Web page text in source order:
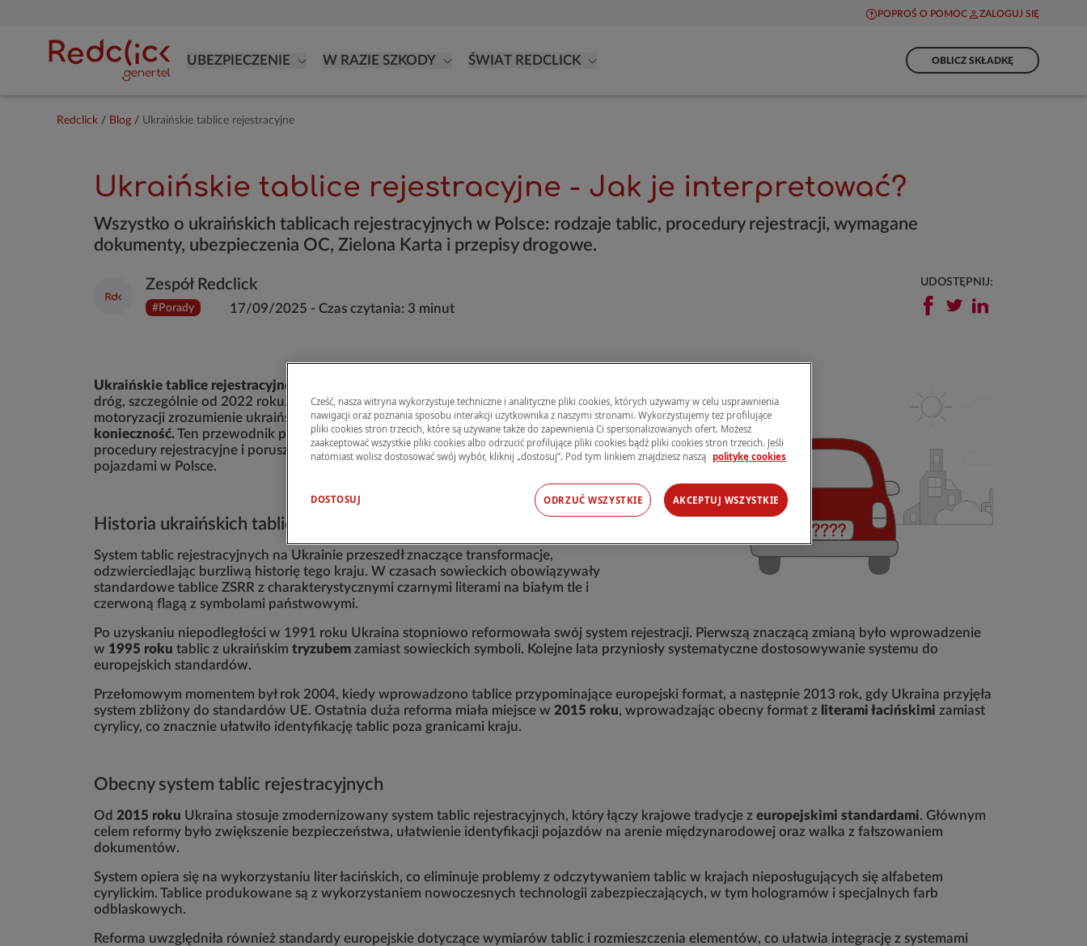
POPROŚ O POMOC ZALOGUJ SIĘ
UBEZPIECZENIE W RAZIE SZKODY ŚWIAT REDCLICK OBLICZ SKŁADKĘ
Redclick / Blog / Ukraińskie tablice rejestracyjne
Ukraińskie tablice rejestracyjne - Jak je interpretować?
Wszystko o ukraińskich tablicach rejestracyjnych w Polsce: rodzaje tablic, procedury rejestracji, wymagane
dokumenty, ubezpieczenia OC, Zielona Karta i przepisy drogowe.
Zespół Redclick
#Porady 17/09/2025 - Czas czytania: 3 minut
UDOSTĘPNIJ:
Ukraińskie tablice rejestracyjne
dróg, szczególnie od 2022 roku. Dla polskich kierowców, mechaników i miłośników
motoryzacji zrozumienie ukraińskiego systemu rejestracji pojazdów to dziśpraktyczna
konieczność.Ten przewodnik pomoże Ci rozszyfrować ukraińskie tablice, poznać
procedury rejestracyjne i poruszać się w prawnych aspektach związanych z ukraińskimi
pojazdami w Polsce.
Historia ukraińskich tablic rejestracyjnych
System tablic rejestracyjnych na Ukrainie przeszedł znaczące transformacje,
odzwierciedlając burzliwą historię tego kraju. W czasach sowieckich obowiązywały
standardowe tablice ZSRR z charakterystycznymi czarnymi literami na białym tle i
czerwoną flagą z symbolami państwowymi.
Po uzyskaniu niepodległości w 1991 roku Ukraina stopniowo reformowała swój system rejestracji. Pierwszą znaczącą zmianą było wprowadzenie
w 1995 roku tablic z ukraińskim tryzubem zamiast sowieckich symboli. Kolejne lata przyniosły systematyczne dostosowywanie systemu do
europejskich standardów.
Przełomowym momentem był rok 2004, kiedy wprowadzono tablice przypominające europejski format, a następnie 2013 rok, gdy Ukraina przyjęła
system zbliżony do standardów UE. Ostatnia duża reforma miała miejsce w 2015 roku, wprowadzając obecny format z literami łacińskimi zamiast
cyrylicy, co znacznie ułatwiło identyfikację tablic poza granicami kraju.
Obecny system tablic rejestracyjnych
Od 2015 roku Ukraina stosuje zmodernizowany system tablic rejestracyjnych, który łączy krajowe tradycje z europejskimi standardami. Głównym
celem reformy było zwiększenie bezpieczeństwa, ułatwienie identyfikacji pojazdów na arenie międzynarodowej oraz walka z fałszowaniem
dokumentów.
System opiera się na wykorzystaniu liter łacińskich, co eliminuje problemy z odczytywaniem tablic w krajach nieposługujących się alfabetem
cyrylickim. Tablice produkowane są z wykorzystaniem nowoczesnych technologii zabezpieczających, w tym hologramów i specjalnych farb
odblaskowych.
Reforma uwzględniła również standardy europejskie dotyczące wymiarów tablic i rozmieszczenia elementów, co ułatwia integrację z systemami
Cześć, nasza witryna wykorzystuje techniczne i analityczne pliki cookies, których używamy w celu usprawnienia
nawigacji oraz poznania sposobu interakcji użytkownika z naszymi stronami. Wykorzystujemy też profilujące
pliki cookies stron trzecich, które są używane także do zapewnienia Ci spersonalizowanych ofert. Możesz
zaakceptować wszystkie pliki cookies albo odrzucić profilujące pliki cookies bądź pliki cookies stron trzecich. Jeśli
natomiast wolisz dostosować swój wybór, kliknij „dostosuj”. Pod tym linkiem znajdziesz naszą politykę cookies
DOSTOSUJ ODRZUĆ WSZYSTKIE AKCEPTUJ WSZYSTKIE